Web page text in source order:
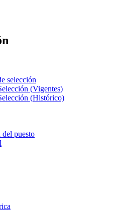
selección
(Vigentes)
(Histórico)
puesto